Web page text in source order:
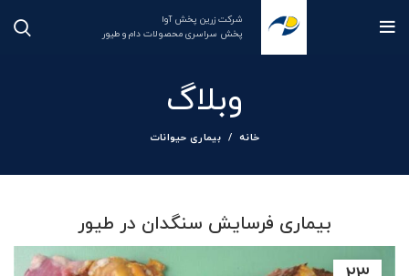
شرکت زرین پخش آوا
پخش سراسری محصولات دام و طیور
وبلاگ
خانه بیماری حیوانات
بیماری فرسایش سنگدان در طیور